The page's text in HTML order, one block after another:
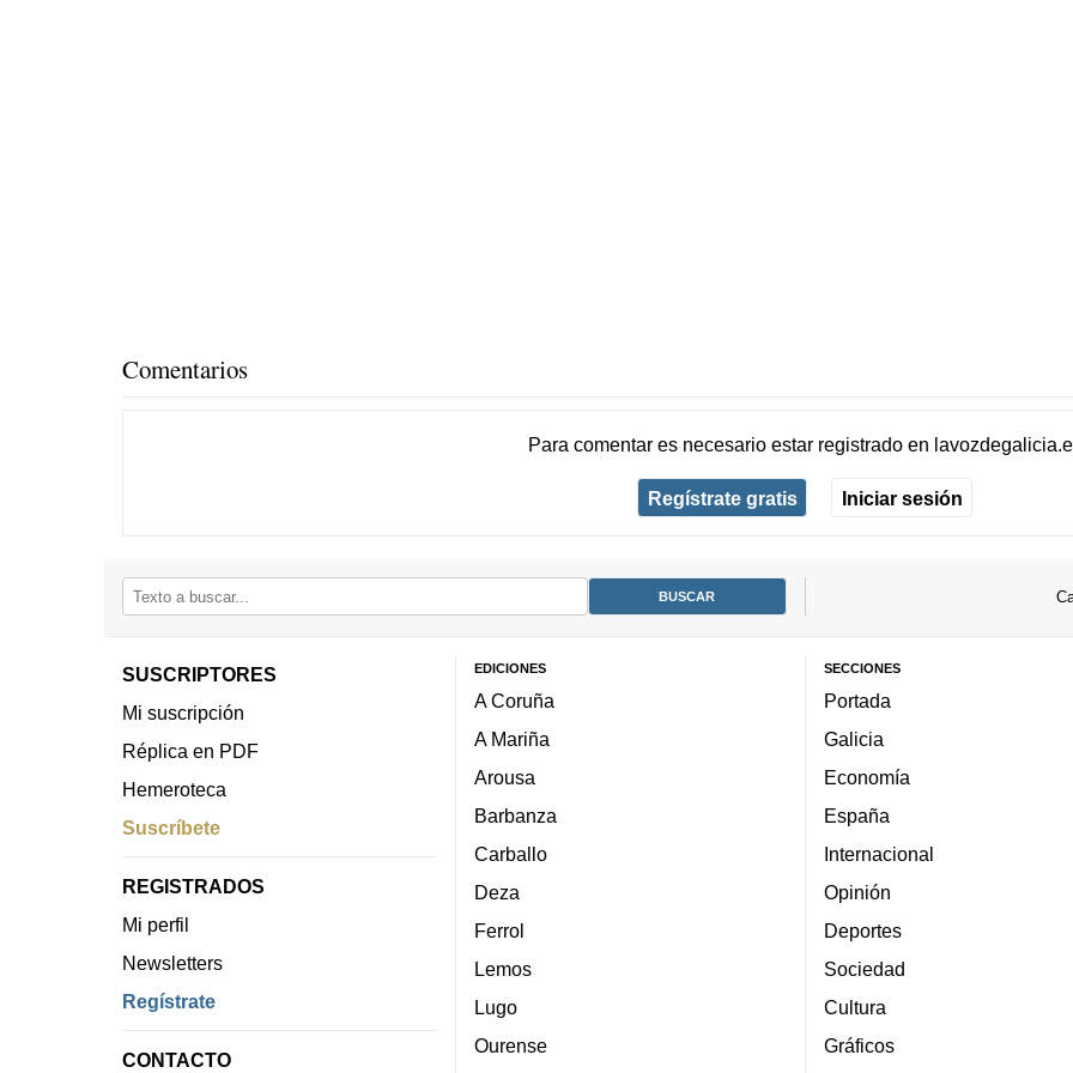
Comentarios
Para comentar es necesario estar registradoen
Regístrate gratis Iniciar sesión
SUSCRIPTORES
Mi suscripción
Réplica en PDF
Hemeroteca
Suscríbete
REGISTRADOS
Mi perfil
Newsletters
Regístrate
CONTACTO
EDICIONES
A Coruña
A Mariña
Arousa
Barbanza
Carballo
Deza
Ferrol
Lemos
Lugo
Ourense
SECCIONES
Portada
Galicia
Economía
España
Internacional
Opinión
Deportes
Sociedad
Cultura
Gráficos